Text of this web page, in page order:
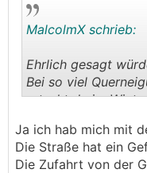
MalcolmX schrieb:
Ehrlich gesagt
Bei so viel
rutscht du im
das ist schon
rausfahren wenn
Ja ich hab mich mit
Die Straße hat ein
Die Zufahrt von der